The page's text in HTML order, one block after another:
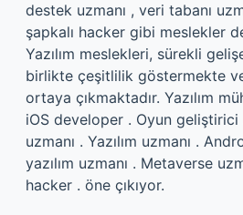
destek uzmanı , veri tabanı
şapkalı hacker gibi meslekler
Yazılım meslekleri, sürekli
birlikte çeşitlilik göstermekte
ortaya çıkmaktadır. Yazılım
iOS developer . Oyun geliştirici
uzmanı . Yazılım uzmanı .
yazılım uzmanı . Metaverse
hacker . öne çıkıyor.